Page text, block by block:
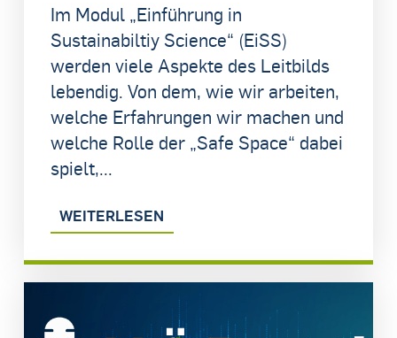
Im Modul „Einführung in
Sustainabiltiy Science“ (EiSS)
werden viele Aspekte des Leitbilds
lebendig. Von dem, wie wir arbeiten,
welche Erfahrungen wir machen und
welche Rolle der „Safe Space“ dabei
spielt,...
WEITERLESEN